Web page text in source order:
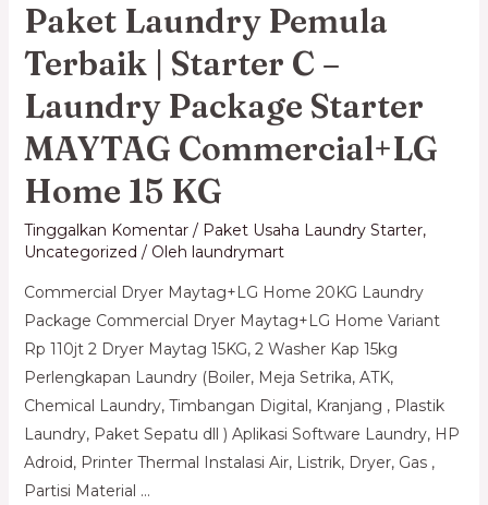
Paket Laundry Pemula
Terbaik | Starter C –
Laundry Package Starter
MAYTAG Commercial+LG
Home 15 KG
Tinggalkan Komentar / Paket Usaha Laundry Starter,
Uncategorized / Oleh laundrymart
Commercial Dryer Maytag+LG Home 20KG Laundry
Package Commercial Dryer Maytag+LG Home Variant​
Rp 110jt 2 Dryer Maytag 15KG, 2 Washer Kap 15kg
Perlengkapan Laundry (Boiler, Meja Setrika, ATK,
Chemical Laundry, Timbangan Digital, Kranjang , Plastik
Laundry, Paket Sepatu dll ) Aplikasi Software Laundry, HP
Adroid, Printer Thermal Instalasi Air, Listrik, Dryer, Gas ,
Partisi Material …